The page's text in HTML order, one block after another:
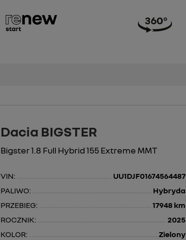
Dacia BIGSTER
Bigster 1.8 Full Hybrid 155 Extreme MMT
VIN:
UU1DJF01674564487
PALIWO:
Hybryda
PRZEBIEG:
17948 km
ROCZNIK:
2025
KOLOR:
Zielony